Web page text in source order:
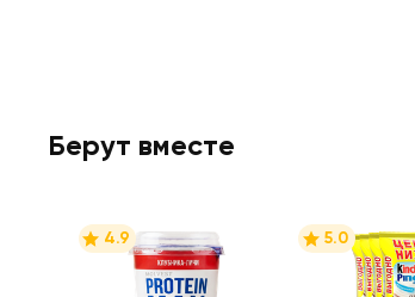
Берут вместе
4.9 5.0